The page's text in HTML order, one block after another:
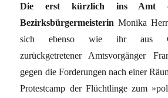
Die erst kürzlich ins Amt
Bezirksbürgermeisterin Monika
sich ebenso wie ihr aus
zurückgetretener Amtsvorgänger
gegen die Forderungen nach einer
Protestcamp der Flüchtlinge zum